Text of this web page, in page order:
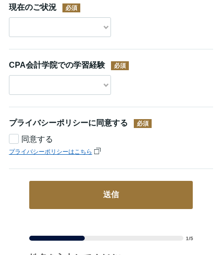
現在のご状況
CPA会計学院での学習経験
プライバシーポリシーに同意する
同意する
プライバシーポリシーはこちら